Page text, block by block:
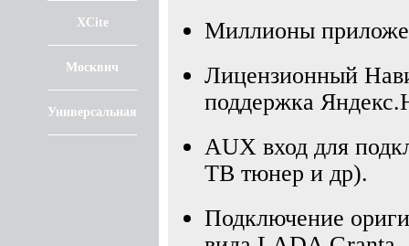
XCite
Москвич
Универсальная
Миллионы
Лицензионный
поддержка
AUX вход для
ТВ тюнер и др).
Подключение